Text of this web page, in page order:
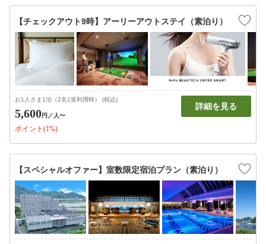
【チェックアウト9時】アーリーアウトステイ（素泊り）
お1人さま1泊（2名1室利用時） (税込)
5,600円 ／人〜
ポイント(1%)
詳細を見る
【スペシャルオファー】室数限定宿泊プラン（素泊り）